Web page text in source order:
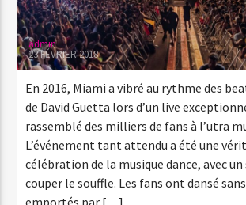
admin
23 FÉVRIER 2018
En 2016, Miami a vibré au rythme des
de David Guetta lors d’un live
rassemblé des milliers de fans à l’utra
L’événement tant attendu a été une
célébration de la musique dance, avec
couper le souffle. Les fans ont dansé
emportés par […]